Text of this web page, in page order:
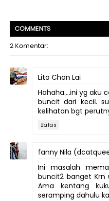
COMMENTS
2 Komentar:
Lita Chan Lai
Hahaha....ini yg aku
buncit dari kecil.
kelihatan bgt
Balas
fanny Nila
Ini masalah
buncit2 banget Krn
Ama kentang
seramping dahulu